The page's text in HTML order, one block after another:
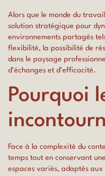
Alors que le monde du
solution stratégique pour
environnements partagés
flexibilité, la possibilité de
dans le paysage
d’échanges et d’efficacité.
Pourquoi
Face à la complexité du
temps tout en conservant
espaces variés, adaptés